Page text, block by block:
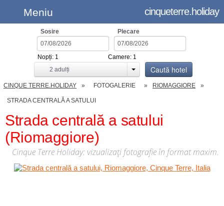
Meniu cinqueterre.holiday
Sosire Plecare
2 adulți
Nopți: 1 Camere: 1
Caută hotel
CINQUE TERRE.HOLIDAY FOTOGALERIE RIOMAGGIORE
STRADA CENTRALĂ A SATULUI
Strada centrală a satului
(Riomaggiore)
Cinque Terre Holiday: vizualizați fotografie în format maxim.